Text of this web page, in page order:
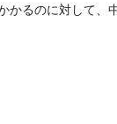
かるのに対して、